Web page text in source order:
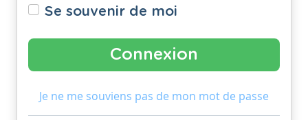
Se souvenir de moi
Je ne me souviens pas de mon mot de passe